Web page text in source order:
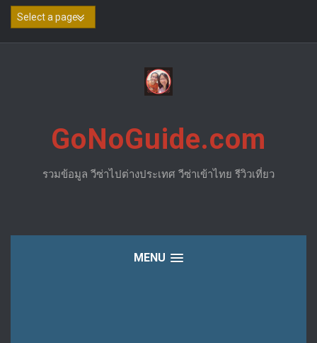
Skip
GoNoGuide.com
รวมข้อมูล วีซ่าไปต่างประเทศ วีซ่าเข้าไทย รีวิวเที่ยว
MENU